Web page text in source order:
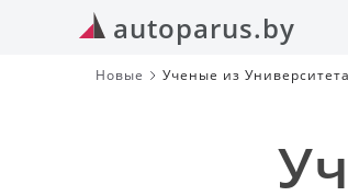
autoparus.by
Новые
Ученые из